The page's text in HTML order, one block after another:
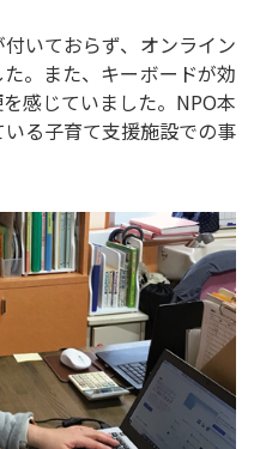
いておらず、オンライン
。また、キーボードが効
感じていました。NPO本
る子育て支援施設での事